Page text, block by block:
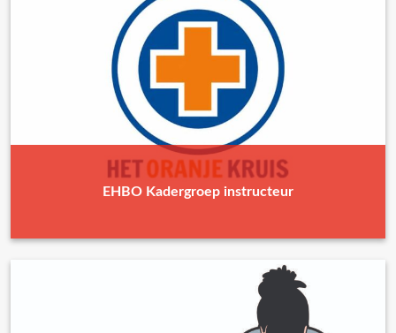
EHBO Kadergroep instructeur